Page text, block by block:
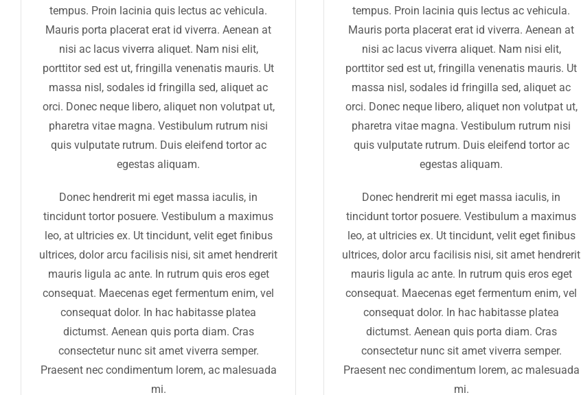
tempus. Proin lacinia quis lectus ac vehicula.
Mauris porta placerat erat id viverra. Aenean at
nisi ac lacus viverra aliquet. Nam nisi elit,
porttitor sed est ut, fringilla venenatis mauris. Ut
massa nisl, sodales id fringilla sed, aliquet ac
orci. Donec neque libero, aliquet non volutpat ut,
pharetra vitae magna. Vestibulum rutrum nisi
quis vulputate rutrum. Duis eleifend tortor ac
egestas aliquam.
Donec hendrerit mi eget massa iaculis, in
tincidunt tortor posuere. Vestibulum a maximus
leo, at ultricies ex. Ut tincidunt, velit eget finibus
ultrices, dolor arcu facilisis nisi, sit amet hendrerit
mauris ligula ac ante. In rutrum quis eros eget
consequat. Maecenas eget fermentum enim, vel
consequat dolor. In hac habitasse platea
dictumst. Aenean quis porta diam. Cras
consectetur nunc sit amet viverra semper.
Praesent nec condimentum lorem, ac malesuada
mi.
tempus. Proin lacinia quis lectus ac vehicula.
Mauris porta placerat erat id viverra. Aenean at
nisi ac lacus viverra aliquet. Nam nisi elit,
porttitor sed est ut, fringilla venenatis mauris. Ut
massa nisl, sodales id fringilla sed, aliquet ac
orci. Donec neque libero, aliquet non volutpat ut,
pharetra vitae magna. Vestibulum rutrum nisi
quis vulputate rutrum. Duis eleifend tortor ac
egestas aliquam.
Donec hendrerit mi eget massa iaculis, in
tincidunt tortor posuere. Vestibulum a maximus
leo, at ultricies ex. Ut tincidunt, velit eget finibus
ultrices, dolor arcu facilisis nisi, sit amet hendrerit
mauris ligula ac ante. In rutrum quis eros eget
consequat. Maecenas eget fermentum enim, vel
consequat dolor. In hac habitasse platea
dictumst. Aenean quis porta diam. Cras
consectetur nunc sit amet viverra semper.
Praesent nec condimentum lorem, ac malesuada
mi.